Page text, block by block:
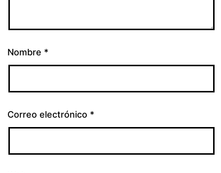
Nombre *
Correo electrónico *